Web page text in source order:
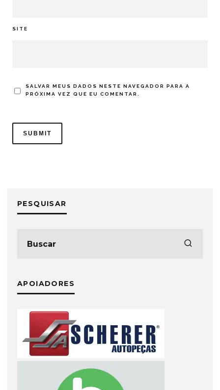
SITE
SALVAR MEUS DADOS NESTE NAVEGADOR PARA A
PRÓXIMA VEZ QUE EU COMENTAR.
PESQUISAR
APOIADORES